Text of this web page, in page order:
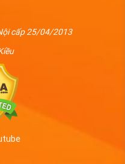
cấp 25/04/2013